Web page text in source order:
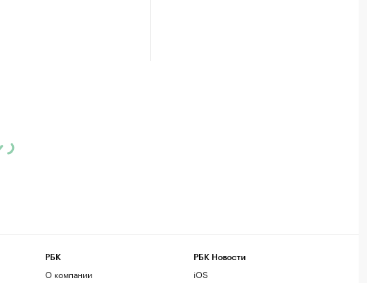
РБК
О компании
РБК Новости
iOS